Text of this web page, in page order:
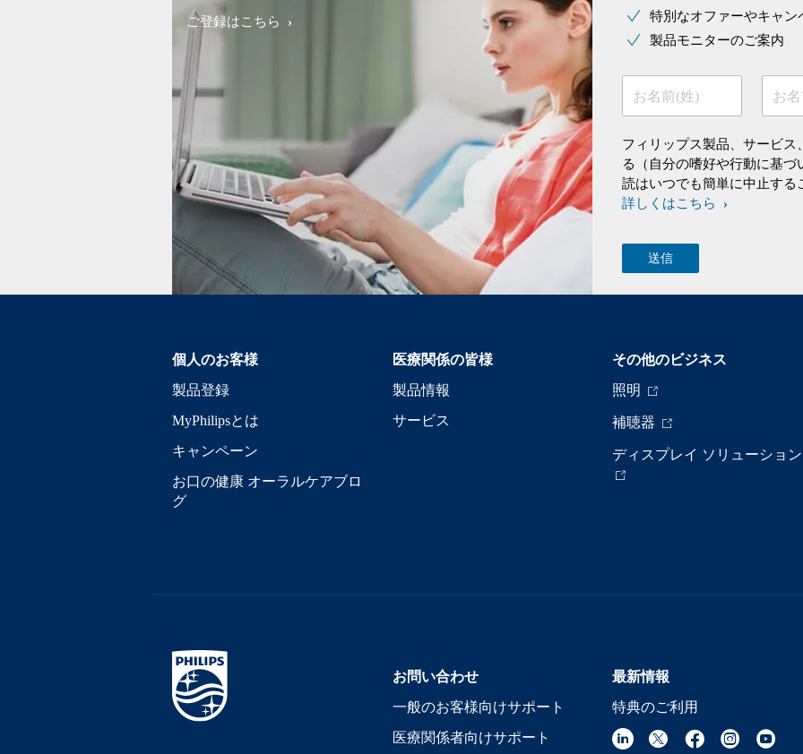
ご登録はこちら
特別なオファーやキャン
製品モニターのご案内
お名前(姓) お
フィリップス製品、サービ
る（自分の嗜好や行動に基
読はいつでも簡単に中止する
詳しくはこちら
個人のお客様
製品登録
MyPhilipsとは
キャンペーン
お口の健康 オーラルケアブロ
グ
医療関係の皆様
製品情報
サービス
その他のビジネス
照明
補聴器
ディスプレイ ソリューション
お問い合わせ
一般のお客様向けサポート
医療関係者向けサポート
最新情報
特典のご利用